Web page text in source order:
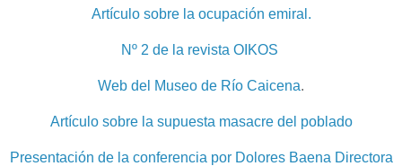
Artículo sobre la ocupación emiral.
Nº 2 de la revista OIKOS
Web del Museo de Río Caicena.
Artículo sobre la supuesta masacre del poblado
Presentación de la conferencia por Dolores Baena Directora